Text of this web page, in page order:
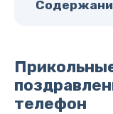
телефон